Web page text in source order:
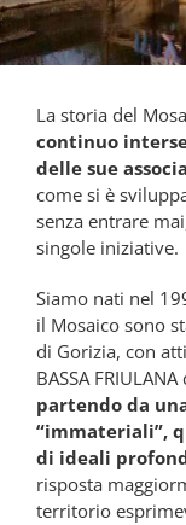
La storia del
continuo
delle sue
come si è
senza entrare
singole iniziative.
Siamo nati nel
il Mosaico sono
di Gorizia, con
BASSA
partendo da
“immateriali”,
di ideali
risposta
territorio